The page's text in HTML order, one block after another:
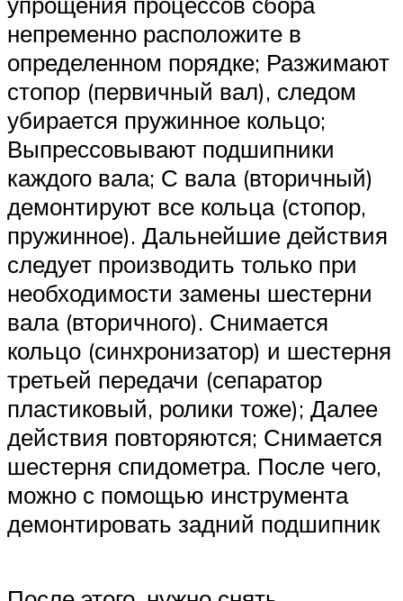
непременно расположите в
определенном порядке; Разжимают
стопор (первичный вал), следом
убирается пружинное кольцо;
Выпрессовывают подшипники
каждого вала; С вала (вторичный)
демонтируют все кольца (стопор,
пружинное). Дальнейшие действия
следует производить только при
необходимости замены шестерни
вала (вторичного). Снимается
кольцо (синхронизатор) и шестерня
третьей передачи (сепаратор
пластиковый, ролики тоже); Далее
действия повторяются; Снимается
шестерня спидометра. После чего,
можно с помощью инструмента
демонтировать задний подшипник